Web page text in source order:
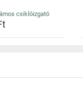
csiklóizgató